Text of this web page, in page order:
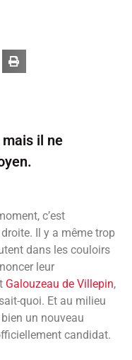
il ne
c’est
Il y a même trop
dans les couloirs
leur
Galouzeau de Villepin,
quoi. Et au milieu
un nouveau
candidat.